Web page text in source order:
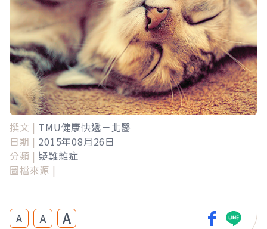
撰文 | TMU健康快遞－北醫
日期 | 2015年08月26日
分類 | 疑難雜症
圖檔來源 |
A A A